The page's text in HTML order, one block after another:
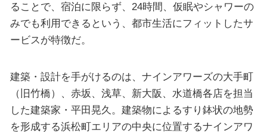
ることで、宿泊に限らず、24時間、仮眠やシャワーの
みでも利用できるという、都市生活にフィットしたサ
ービスが特徴だ。
建築・設計を手がけるのは、ナインアワーズの大手町
（旧竹橋）、赤坂、浅草、新大阪、水道橋各店を担当
した建築家・平田晃久。建築物によるすり鉢状の地勢
を形成する浜松町エリアの中央に位置するナインアワ